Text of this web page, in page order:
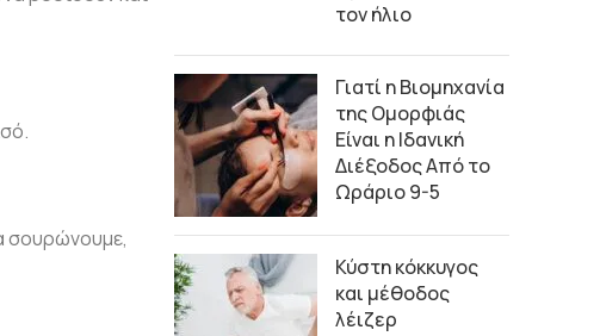
σουρώνουμε,
τον ήλιο
Γιατί η Βιομηχανία
της Ομορφιάς
Είναι η Ιδανική
Διέξοδος Από το
Ωράριο 9-5
Κύστη κόκκυγος
και μέθοδος
λέιζερ